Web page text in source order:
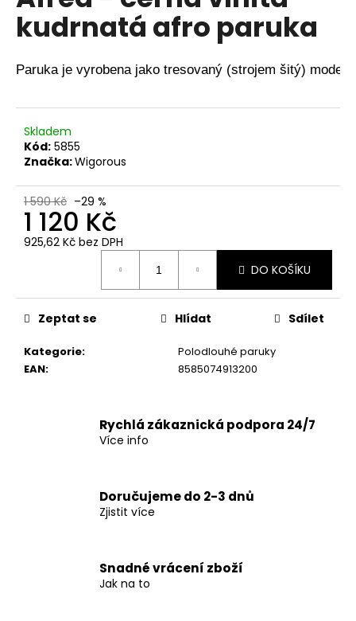
0,0
hvězdiček.
kudrnatá afro paruka
Paruka je vyrobena jako tresovaný (strojem šitý)
Skladem
Kód: 5855
Značka:Wigorous
1 590 Kč –29 %
1 120 Kč
925,62 Kč bez DPH
DO KOŠÍKU
Kategorie:
Polodlouhé paruky
EAN: 8585074913200
Zeptat se Hlídat Sdílet
Rychlá zákaznická podpora 24/7
Více info
Doručujeme do 2-3 dnů
Zjistit více
Snadné vrácení zboží
Jak na to
a
j
í
t
?
HLEDAT
č
u